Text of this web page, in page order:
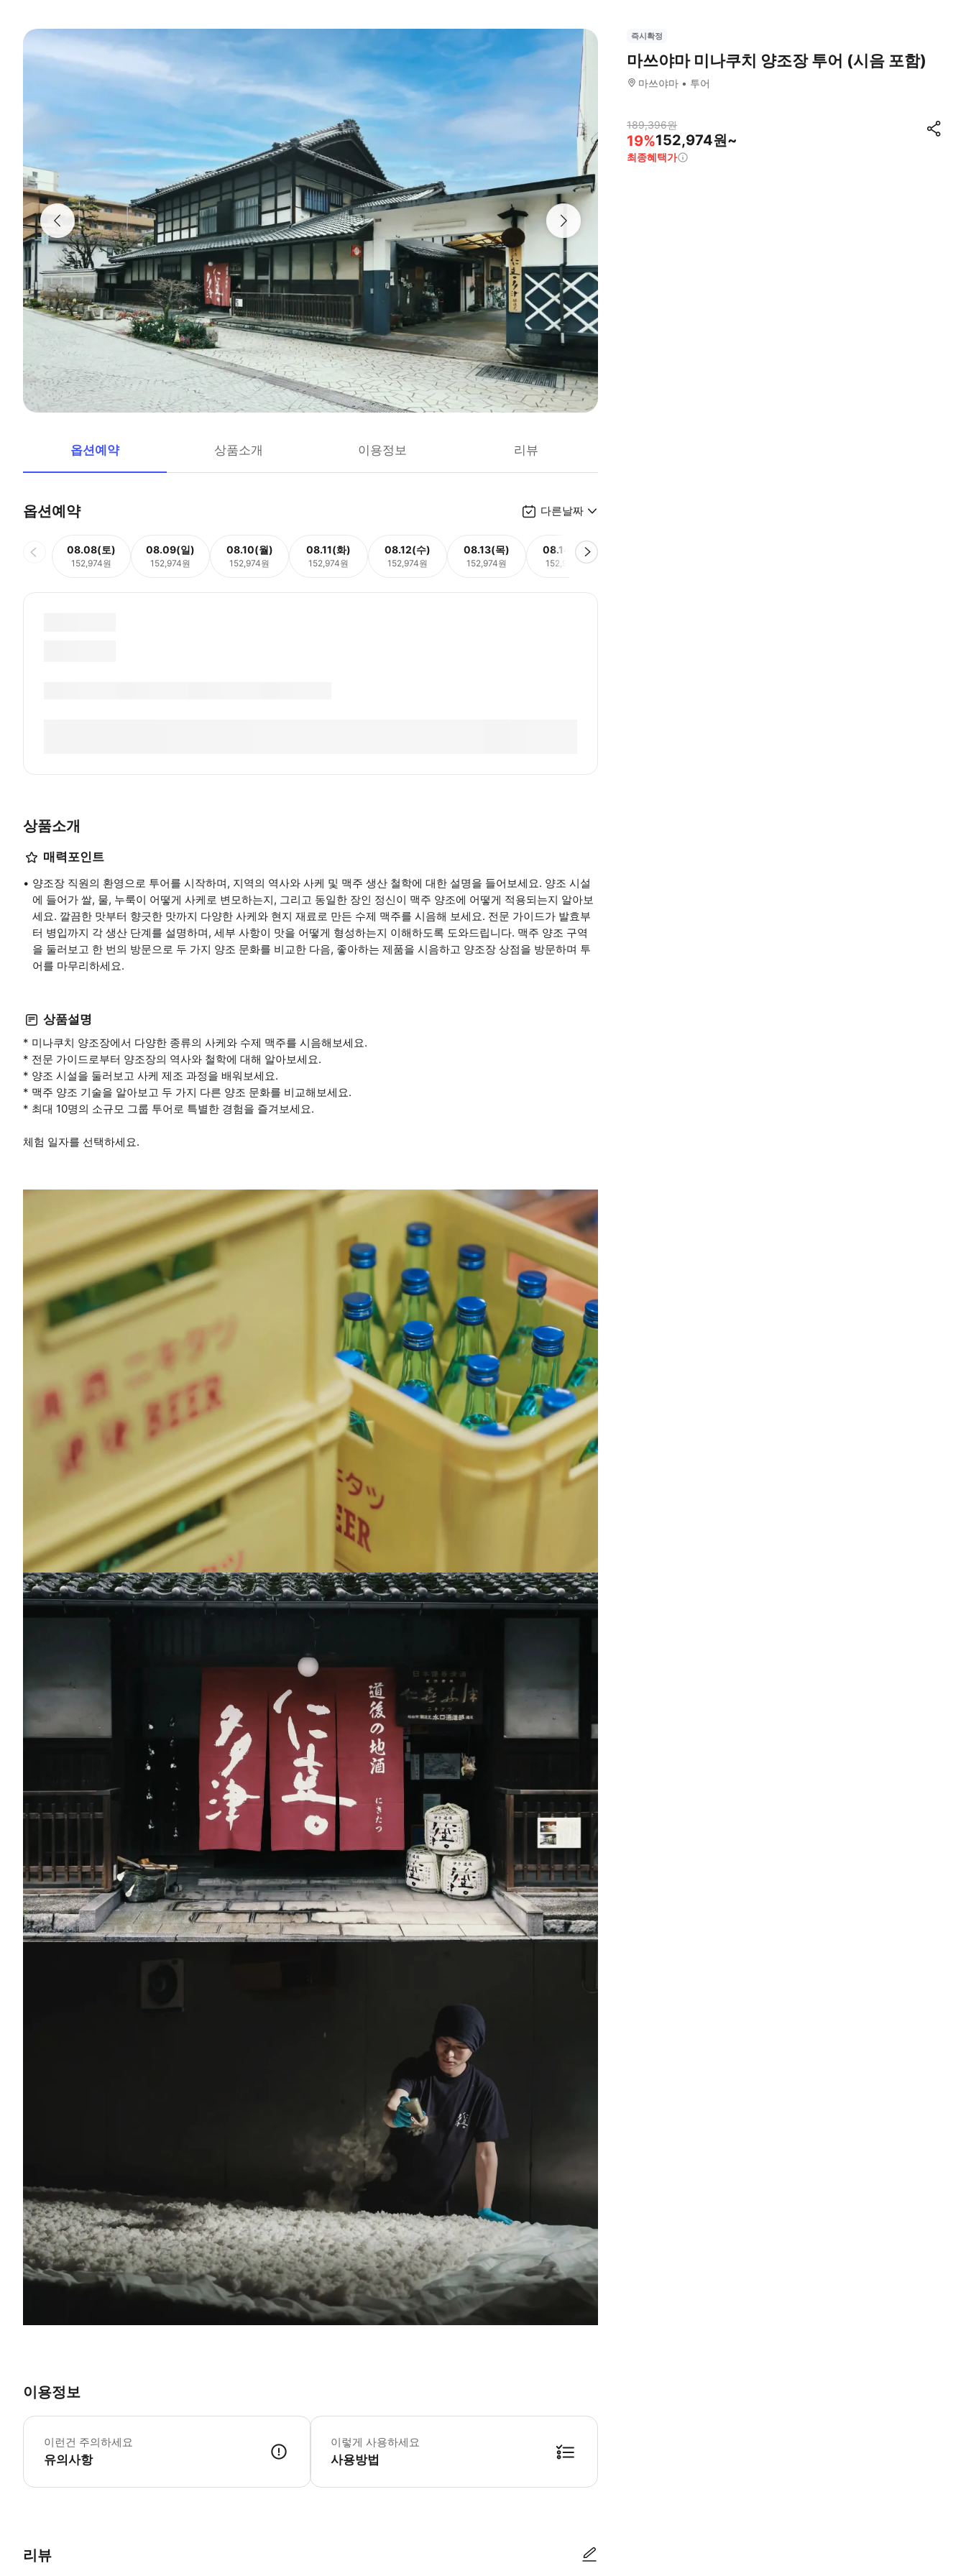
옵션예약 상품소개 이용정보 리뷰
옵션예약 다른날짜
08.08(토)
152,974원
08.09(일)
152,974원
08.10(월)
152,974원
08.11(화)
152,974원
08.12(수)
152,974원
08.13(목)
152,974원
08.14(금)
152,974원
상품소개
매력포인트
양조장 직원의 환영으로 투어를 시작하며, 지역의 역사와 사케 및 맥주 생산 철학에 대한 설명을 들어보세요. 양조 시설
에 들어가 쌀, 물, 누룩이 어떻게 사케로 변모하는지, 그리고 동일한 장인 정신이 맥주 양조에 어떻게 적용되는지 알아보
세요. 깔끔한 맛부터 향긋한 맛까지 다양한 사케와 현지 재료로 만든 수제 맥주를 시음해 보세요. 전문 가이드가 발효부
터 병입까지 각 생산 단계를 설명하며, 세부 사항이 맛을 어떻게 형성하는지 이해하도록 도와드립니다. 맥주 양조 구역
을 둘러보고 한 번의 방문으로 두 가지 양조 문화를 비교한 다음, 좋아하는 제품을 시음하고 양조장 상점을 방문하며 투
어를 마무리하세요.
상품설명
* 미나쿠치 양조장에서 다양한 종류의 사케와 수제 맥주를 시음해보세요.
* 전문 가이드로부터 양조장의 역사와 철학에 대해 알아보세요.
* 양조 시설을 둘러보고 사케 제조 과정을 배워보세요.
* 맥주 양조 기술을 알아보고 두 가지 다른 양조 문화를 비교해보세요.
* 최대 10명의 소규모 그룹 투어로 특별한 경험을 즐겨보세요.
체험 일자를 선택하세요.
이용정보
이런건 주의하세요
유의사항
이렇게 사용하세요
사용방법
리뷰
즉시확정
마쓰야마 미나쿠치 양조장 투어 (시음 포함)
마쓰야마 투어
189,396원
19%152,974원~
최종혜택가